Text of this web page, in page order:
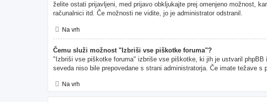
želite ostati prijavljeni, med prijavo obkljukajte prej omenjeno možnost,
računalnici itd. Če možnosti ne vidite, jo je administrator odstranil.
Na vrh
Čemu služi možnost "Izbriši vse piškotke foruma"?
"Izbriši vse piškotke foruma" izbriše vse piškotke, ki jih je ustvaril
seveda niso bile prepovedane s strani administratorja. Če imate težave
Na vrh